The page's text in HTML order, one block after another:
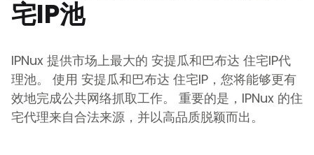
宅IP池
IPNux 提供市场上最大的 安提瓜和巴布达 住宅IP代
理池。 使用 安提瓜和巴布达 住宅IP，您将能够更有
效地完成公共网络抓取工作。 重要的是，IPNux 的住
宅代理来自合法来源，并以高品质脱颖而出。